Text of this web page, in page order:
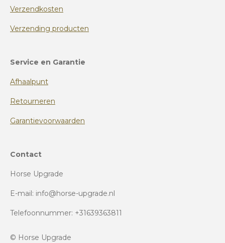
Verzendkosten
Verzending producten
Service en Garantie
Afhaalpunt
Retourneren
Garantievoorwaarden
Contact
Horse Upgrade
E-mail: info@horse-upgrade.nl
Telefoonnummer: +31639363811
© Horse Upgrade